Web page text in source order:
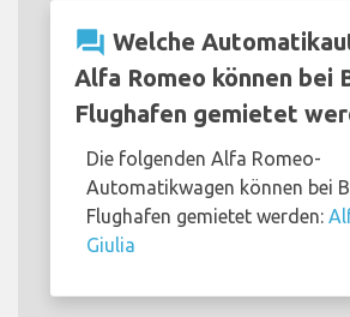
question_answer Welche
Alfa Romeo können bei
Flughafen gemietet
Die folgenden Alfa Romeo-
Automatikwagen können bei
Flughafen gemietet werden:
Giulia